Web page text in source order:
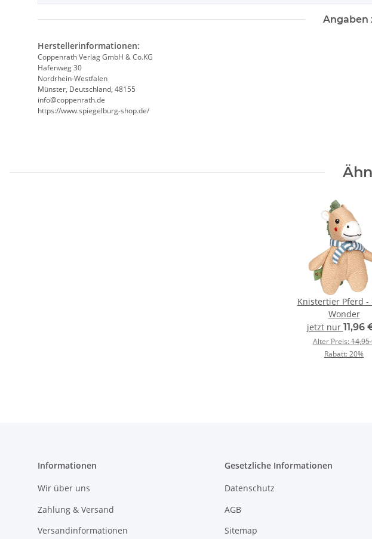
Angaben
Herstellerinformationen:
Coppenrath Verlag GmbH & Co.KG
Hafenweg 30
Nordrhein-Westfalen
Münster, Deutschland, 48155
info@coppenrath.de
https://www.spiegelburg-shop.de/
Knistertier Pferd -
Wonder
jetzt nur 11,96
Alter Preis:14,95
Rabatt:20%
Informationen
Wir über uns
Zahlung & Versand
Versandinformationen
Gesetzliche Informationen
Datenschutz
AGB
Sitemap